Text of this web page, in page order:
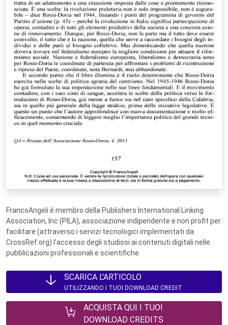
FrancoAngeli è membro della Publishers International Linking
Association, Inc (PILA), associazione indipendente e non profit per
facilitare (attraverso i servizi tecnologici implementati da
CrossRef.org) l’accesso degli studiosi ai contenuti digitali nelle
pubblicazioni professionali e scientifiche.
SCARICA L'ARTICOLO
UTILIZZANDO I TUOI DOWNLOAD CREDIT
ACQUISTA QUI I TUOI
DOWNLOAD CREDITS